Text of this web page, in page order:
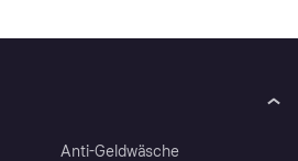
Anti-Geldwäsche